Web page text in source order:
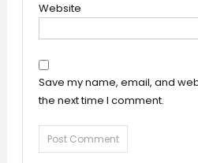
Website
Save my name, email, and
the next time I comment.